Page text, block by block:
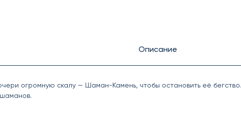
Описание
огромную скалу — Шаман-Камень, чтобы остановить её бегство.